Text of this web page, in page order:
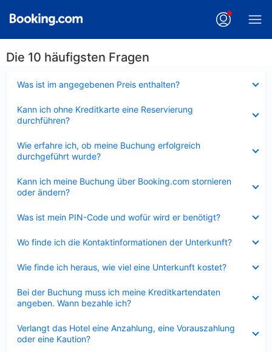
Die 10 häufigsten Fragen
Was ist im angegebenen Preis enthalten?
Kann ich ohne Kreditkarte eine Reservierung
durchführen?
Wie erfahre ich, ob meine Buchung erfolgreich
durchgeführt wurde?
Kann ich meine Buchung über Booking.com stornieren
oder ändern?
Was ist mein PIN-Code und wofür wird er benötigt?
Wo finde ich die Kontaktinformationen der Unterkunft?
Wie finde ich heraus, wie viel eine Unterkunft kostet?
Bei der Buchung muss ich meine Kreditkartendaten
angeben. Wann bezahle ich?
Verlangt das Hotel eine Anzahlung, eine Vorauszahlung
oder eine Kaution?